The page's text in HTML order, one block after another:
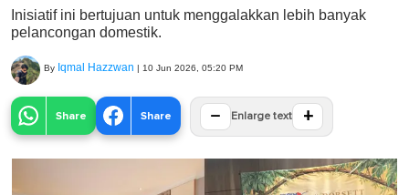
Inisiatif ini bertujuan untuk menggalakkan lebih banyak
pelancongan domestik.
By Iqmal Hazzwan | 10 Jun 2026, 05:20 PM
Share Share − Enlarge text +